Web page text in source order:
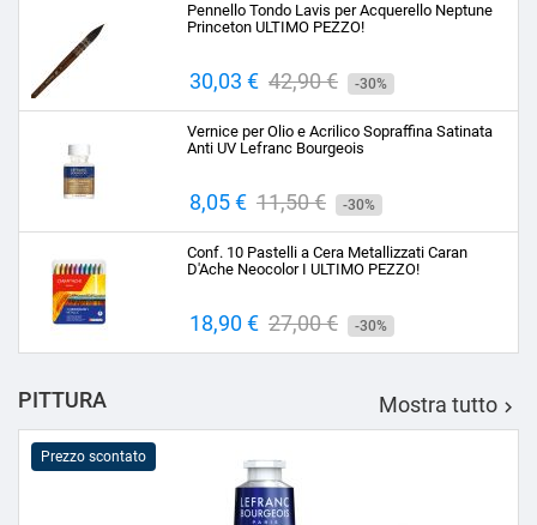
Pennello Tondo Lavis per Acquerello Neptune
Princeton ULTIMO PEZZO!
Prezzo
30,03 € Prezzo
base
42,90 € -30%
Vernice per Olio e Acrilico Sopraffina Satinata
Anti UV Lefranc Bourgeois
Prezzo
8,05 € Prezzo
base
11,50 € -30%
Conf. 10 Pastelli a Cera Metallizzati Caran
D'Ache Neocolor I ULTIMO PEZZO!
Prezzo
18,90 € Prezzo
base
27,00 € -30%
PITTURA Mostra tutto 
Prezzo scontato